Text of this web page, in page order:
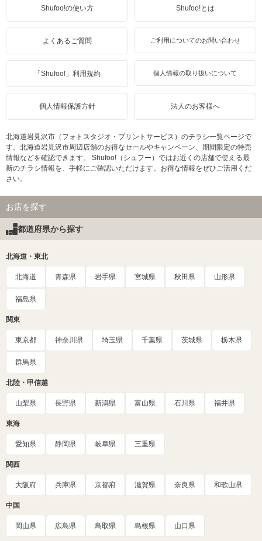
Shufoo!の使い方 Shufoo!とは
よくあるご質問 ご利用についてのお問い合わせ
「Shufoo!」利用規約 個人情報の取り扱いについて
個人情報保護方針 法人のお客様へ
北海道岩見沢市（フォトスタジオ・プリントサービス）のチラシ一覧ページで
す。北海道岩見沢市周辺店舗のお得なセールやキャンペーン、期間限定の特売
情報などを確認できます。 Shufoo!（シュフー）ではお近くの店舗で使える最
新のチラシ情報を、手軽にご確認いただけます。お得な情報をぜひご活用くだ
さい。
お店を探す
都道府県から探す
北海道・東北
北海道 青森県 岩手県 宮城県 秋田県 山形県
福島県
関東
東京都 神奈川県 埼玉県 千葉県 茨城県 栃木県
群馬県
北陸・甲信越
山梨県 長野県 新潟県 富山県 石川県 福井県
東海
愛知県 静岡県 岐阜県 三重県
関西
大阪府 兵庫県 京都府 滋賀県 奈良県 和歌山県
中国
岡山県 広島県 鳥取県 島根県 山口県